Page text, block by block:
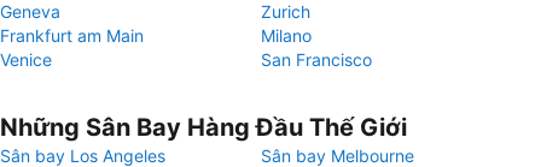
Geneva
Zurich
Frankfurt am Main
Milano
Venice
San Francisco
Những Sân Bay Hàng Đầu Thế Giới
Sân bay Los Angeles
Sân bay Melbourne